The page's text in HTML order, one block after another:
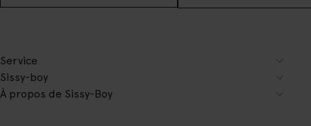
Service
Sissy-boy
À propos de Sissy-Boy